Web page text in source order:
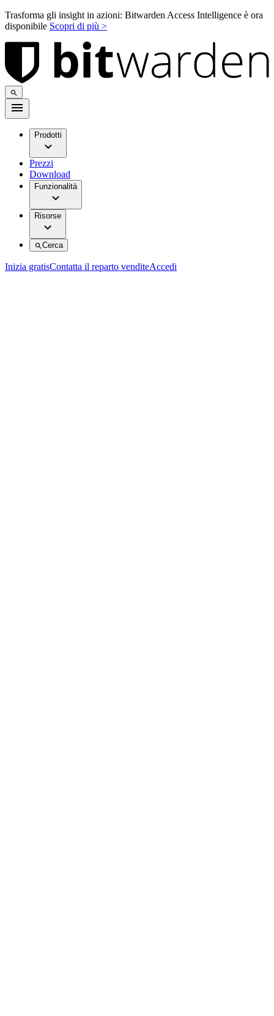
Trasforma gli insight in azioni: Bitwarden Access Intelligence è ora
disponibile Scopri di più >
Prodotti
Prezzi
Download
Funzionalità
Risorse
Cerca
Inizia gratisContatta il reparto venditeAccedi